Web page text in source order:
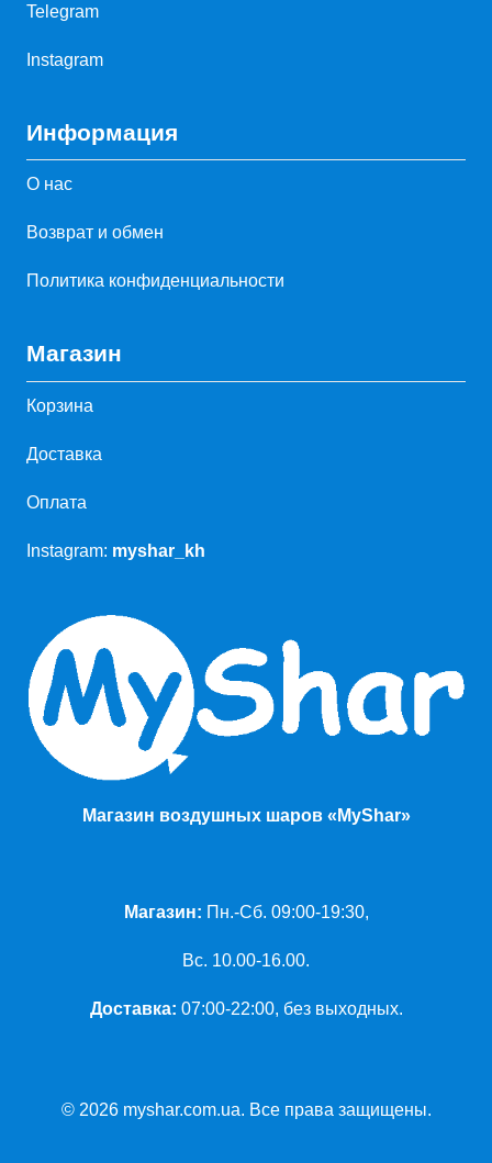
Telegram
Instagram
Информация
О нас
Возврат и обмен
Политика конфиденциальности
Магазин
Корзина
Доставка
Оплата
Instagram: myshar_kh
Магазин воздушных шаров «MyShar»
Магазин: Пн.-Сб. 09:00-19:30,
Вс. 10.00-16.00.
Доставка: 07:00-22:00, без выходных.
© 2026 myshar.com.ua. Все права защищены.